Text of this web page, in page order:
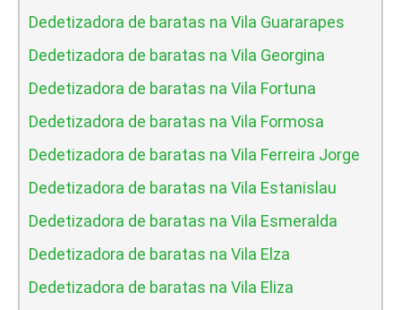
Dedetizadora de baratas na Vila Guararapes
Dedetizadora de baratas na Vila Georgina
Dedetizadora de baratas na Vila Fortuna
Dedetizadora de baratas na Vila Formosa
Dedetizadora de baratas na Vila Ferreira Jorge
Dedetizadora de baratas na Vila Estanislau
Dedetizadora de baratas na Vila Esmeralda
Dedetizadora de baratas na Vila Elza
Dedetizadora de baratas na Vila Eliza